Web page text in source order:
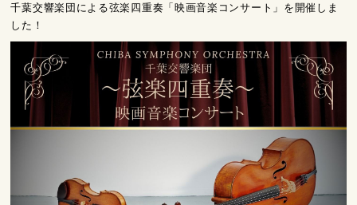
千葉交響楽団による弦楽四重奏「映画音楽コンサート」を開催しま
した！